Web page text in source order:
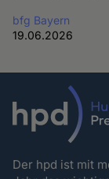
bfg Bayern
19.06.2026
Der hpd ist mit